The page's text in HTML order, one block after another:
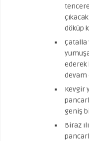
döküp
Çatalla
devam
Kevgir
geniş
Biraz